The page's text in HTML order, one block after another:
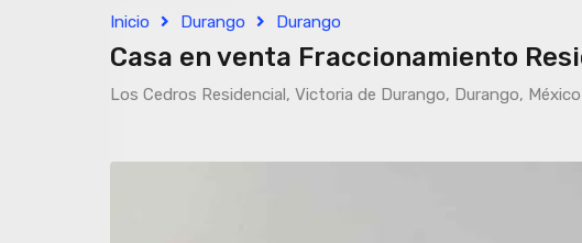
Inicio Durango Durango
Casa en venta Fraccionamiento
Los Cedros Residencial, Victoria de Durango, Durango, México